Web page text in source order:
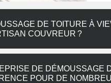
DE TOITURE À
COUVREUR ?
DE DÉMOUSSAGE
POUR DE